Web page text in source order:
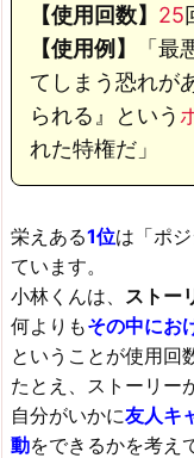
【使用回数】 25
【使用例】
「最
てしまう恐れが
られる』という
れた特権だ」
栄えある1位は「ポ
ています。
小林くんは、 ストー
何よりもその中にお
ということが使用回
たとえ、ストーリー
自分がいかに友人キ
動をできるかを考え